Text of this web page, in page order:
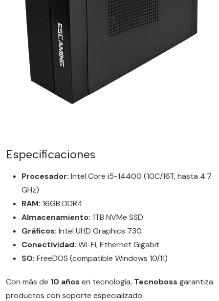
Especificaciones
Procesador: Intel Core i5-14400 (10C/16T, hasta 4.7
GHz)
RAM: 16GB DDR4
Almacenamiento: 1TB NVMe SSD
Gráficos: Intel UHD Graphics 730
Conectividad: Wi-Fi, Ethernet Gigabit
SO: FreeDOS (compatible Windows 10/11)
Con más de 10 años en tecnología, Tecnoboss garantiza
productos con soporte especializado.